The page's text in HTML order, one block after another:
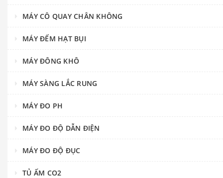
MÁY CÔ QUAY CHÂN KHÔNG
MÁY ĐẾM HẠT BỤI
MÁY ĐÔNG KHÔ
MÁY SÀNG LẮC RUNG
MÁY ĐO PH
MÁY ĐO ĐỘ DẪN ĐIỆN
MÁY ĐO ĐỘ ĐỤC
TỦ ẤM CO2